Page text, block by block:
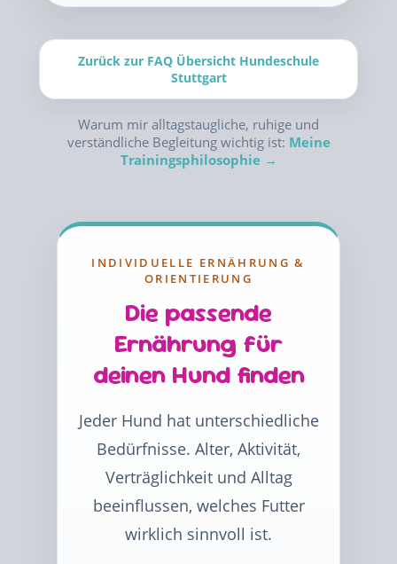
Zurück zur FAQ Übersicht Hundeschule
Stuttgart
Warum mir alltagstaugliche, ruhige und
verständliche Begleitung wichtig ist: Meine
Trainingsphilosophie →
INDIVIDUELLE ERNÄHRUNG &
ORIENTIERUNG
Die passende
Ernährung für
deinen Hund finden
Jeder Hund hat unterschiedliche
Bedürfnisse. Alter, Aktivität,
Verträglichkeit und Alltag
beeinflussen, welches Futter
wirklich sinnvoll ist.